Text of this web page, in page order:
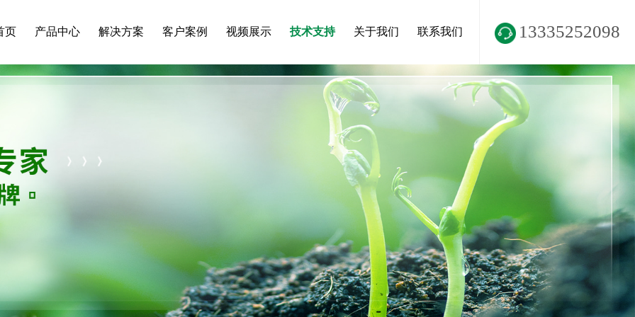
13335252098
页 产品中心 解决方案 客户案例 视频展示 技术支持 关于我们 联系我们